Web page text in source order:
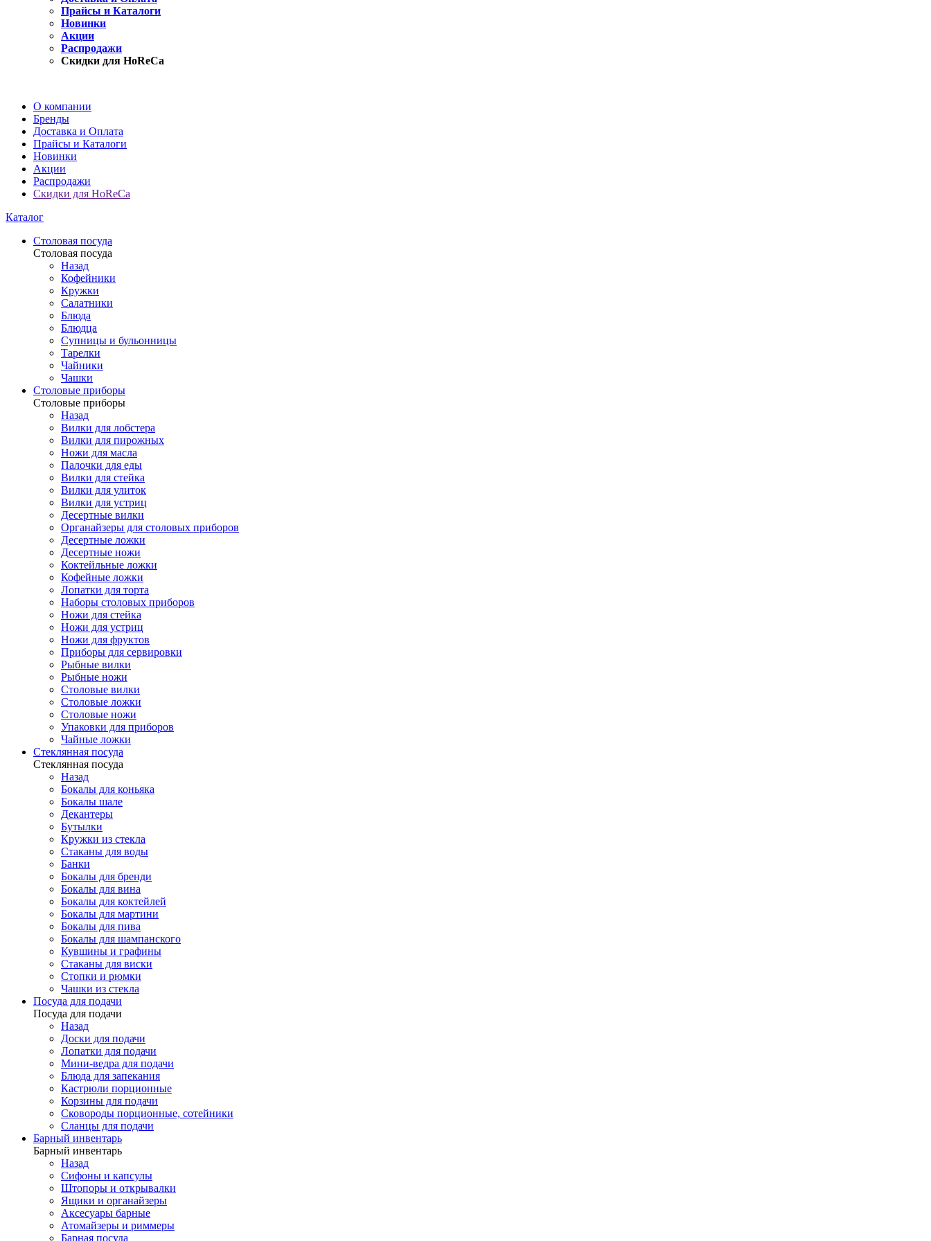
Прайсы и Каталоги
Новинки
Акции
Распродажи
Скидки для HoReCa
О компании
Бренды
Доставка и Оплата
Прайсы и Каталоги
Новинки
Акции
Распродажи
Скидки для HoReCa
Каталог
Столовая посуда
Столовая посуда
Назад
Кофейники
Кружки
Салатники
Блюда
Блюдца
Супницы и бульонницы
Тарелки
Чайники
Чашки
Cтоловые приборы
Cтоловые приборы
Назад
Вилки для лобстера
Вилки для пирожных
Ножи для масла
Палочки для еды
Вилки для стейка
Вилки для улиток
Вилки для устриц
Десертные вилки
Органайзеры для столовых приборов
Десертные ложки
Десертные ножи
Коктейльные ложки
Кофейные ложки
Лопатки для торта
Наборы столовых приборов
Ножи для стейка
Ножи для устриц
Ножи для фруктов
Приборы для сервировки
Рыбные вилки
Рыбные ножи
Столовые вилки
Столовые ложки
Столовые ножи
Упаковки для приборов
Чайные ложки
Стеклянная посуда
Стеклянная посуда
Назад
Бокалы для коньяка
Бокалы шале
Декантеры
Бутылки
Кружки из стекла
Стаканы для воды
Банки
Бокалы для бренди
Бокалы для вина
Бокалы для коктейлей
Бокалы для мартини
Бокалы для пива
Бокалы для шампанского
Кувшины и графины
Стаканы для виски
Стопки и рюмки
Чашки из стекла
Посуда для подачи
Посуда для подачи
Назад
Доски для подачи
Лопатки для подачи
Мини-ведра для подачи
Блюда для запекания
Кастрюли порционные
Корзины для подачи
Сковороды порционные, сотейники
Сланцы для подачи
Барный инвентарь
Барный инвентарь
Назад
Сифоны и капсулы
Штопоры и открывалки
Ящики и органайзеры
Аксесуары барные
Атомайзеры и риммеры
Барная посуда